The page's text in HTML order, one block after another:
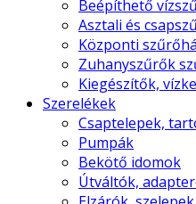
Beépíthető
Asztali és
Központi
Zuhanyszűrők
Kiegészítők,
Szerelékek
Csaptelepek,
Pumpák
Bekötő idomok
Útváltók,